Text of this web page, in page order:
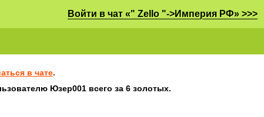
Войти в чат «" Zello "->Империя РФ» >>>
в чате.
Юзер001 всего за 6 золотых.